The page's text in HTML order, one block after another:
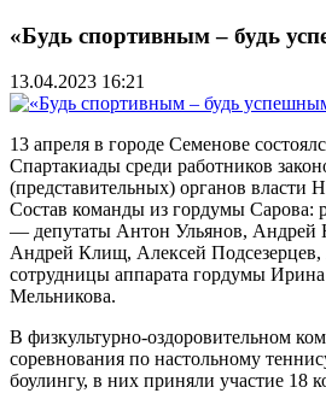
«Будь спортивным – будь
13.04.2023 16:21
13 апреля в городе Семенове
Спартакиады среди работников
(представительных) органов власти
Состав команды из гордумы Сарова:
— депутаты Антон Ульянов, Андрей
Андрей Клищ, Алексей Подсезерцев,
сотрудницы аппарата гордумы
Мельникова.
В физкультурно-оздоровительном
соревнования по настольному
боулингу, в них приняли участие 18